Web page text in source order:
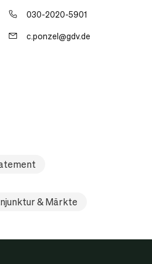
030-2020-5901
c.ponzel@gdv.de
& Märkte